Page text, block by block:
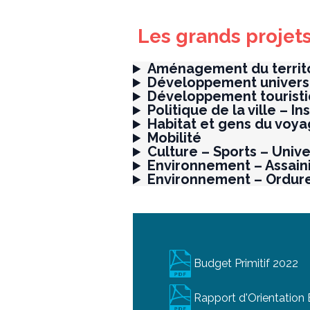
Les grands
Aménagement du
Développement
Développement
Politique de la ville –
Habitat et gens du
Mobilité
Culture – Sports –
Environnement –
Environnement –
Budget Primitif 2022
Rapport d'Orientation